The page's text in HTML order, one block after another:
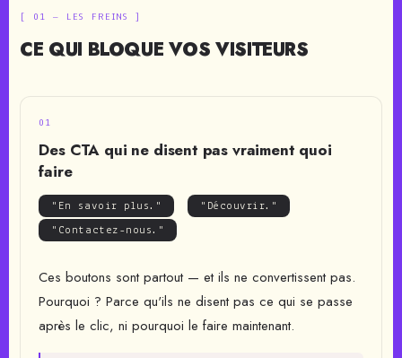
[ 01 — LES FREINS ]
CE QUI BLOQUE VOS VISITEURS
01
Des CTA qui ne disent pas vraiment quoi
faire
"En savoir plus." "Découvrir."
"Contactez-nous."
Ces boutons sont partout — et ils ne convertissent pas.
Pourquoi ? Parce qu'ils ne disent pas ce qui se passe
après le clic, ni pourquoi le faire maintenant.